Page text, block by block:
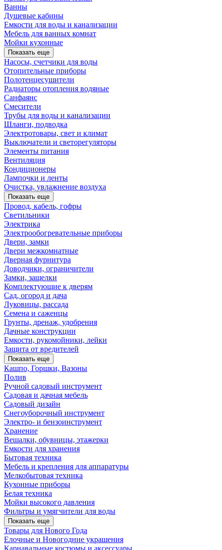
Ванны
Душевые кабины
Емкости для воды и канализации
Мебель для ванных комнат
Мойки кухонные
Показать еще
Насосы, счетчики для воды
Отопительные приборы
Полотенцесушители
Радиаторы отопления водяные
Санфаянс
Смесители
Трубы для воды и канализации
Шланги, подводка
Электротовары, свет и климат
Выключатели и светорегуляторы
Элементы питания
Вентиляция
Кондиционеры
Лампочки и ленты
Очистка, увлажнение воздуха
Показать еще
Провод, кабель, гофры
Светильники
Электрика
Электрообогревательные приборы
Двери, замки
Двери межкомнатные
Дверная фурнитура
Доводчики, ограничители
Замки, защелки
Комплектующие к дверям
Сад, огород и дача
Луковицы, рассада
Семена и саженцы
Грунты, дренаж, удобрения
Дачные конструкции
Емкости, рукомойники, лейки
Защита от вредителей
Показать еще
Кашпо, Горшки, Вазоны
Полив
Ручной садовый инструмент
Садовая и дачная мебель
Садовый дизайн
Снегоуборочный инструмент
Электро- и бензоинструмент
Хранение
Вешалки, обувницы, этажерки
Емкости для хранения
Бытовая техника
Мебель и крепления для аппаратуры
Мелкобытовая техника
Кухонные приборы
Белая техника
Мойки высокого давления
Фильтры и умягчители для воды
Показать еще
Товары для Нового Года
Елочные и Новогодние украшения
Карнавальные костюмы и аксессуары